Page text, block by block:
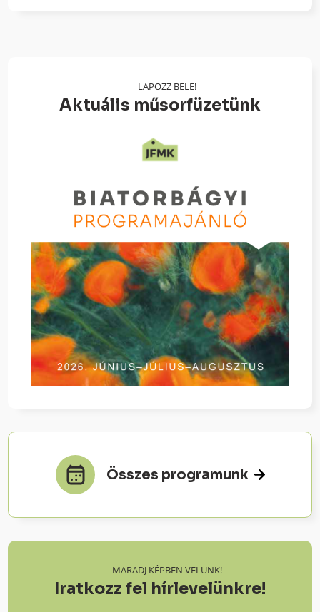
LAPOZZ BELE!
Aktuális műsorfüzetünk
Összes programunk
MARADJ KÉPBEN VELÜNK!
Iratkozz fel hírlevelünkre!